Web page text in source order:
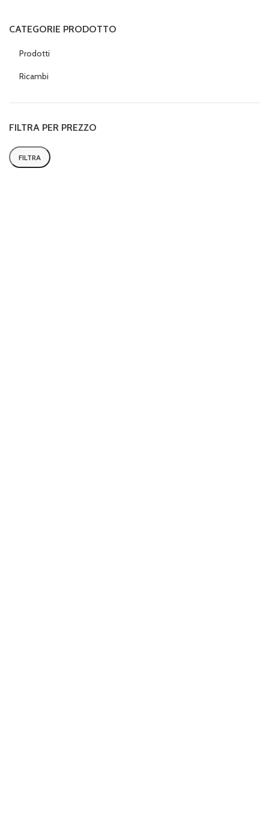
CATEGORIE PRODOTTO
Prodotti
Ricambi
FILTRA PER PREZZO
Prezzo
Prezzo
FILTRA